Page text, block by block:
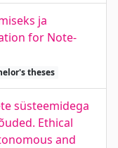
ja
for Note-
theses
süsteemidega
Ethical
and